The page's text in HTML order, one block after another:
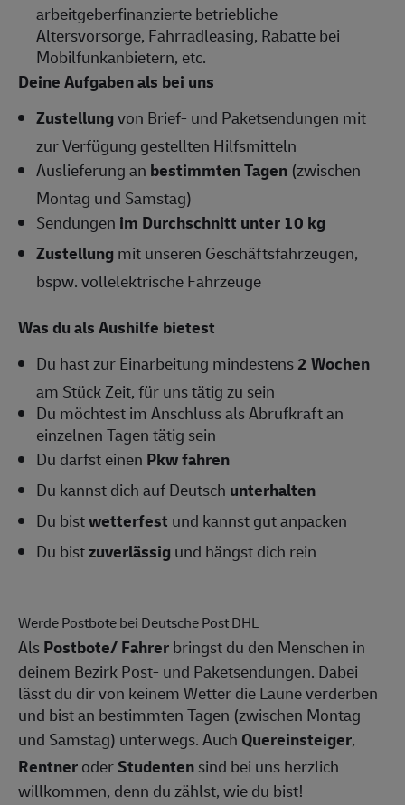
arbeitgeberfinanzierte betriebliche
Altersvorsorge, Fahrradleasing, Rabatte bei
Mobilfunkanbietern, etc.
Deine Aufgaben als bei uns
Zustellungvon Brief- und Paketsendungen mit
zur Verfügung gestellten Hilfsmitteln
Auslieferung an bestimmten Tagen (zwischen
Montag und Samstag)
Sendungen im Durchschnitt unter 10 kg
Zustellungmit unseren Geschäftsfahrzeugen,
bspw. vollelektrische Fahrzeuge
Was du als Aushilfe bietest
Du hast zur Einarbeitung mindestens2 Wochen
am Stück Zeit, für uns tätig zu sein
Du möchtest im Anschluss als Abrufkraft an
einzelnen Tagen tätig sein
Du darfst einen Pkw fahren
Du kannst dich auf Deutsch unterhalten
Du bistwetterfest und kannst gut anpacken
Du bistzuverlässigund hängst dich rein
Werde Postbote bei Deutsche Post DHL
AlsPostbote/Fahrerbringst du den Menschen in
deinem Bezirk Post- und Paketsendungen. Dabei
lässt du dir von keinem Wetter die Laune verderben
und bist an bestimmten Tagen (zwischen Montag
und Samstag) unterwegs. Auch Quereinsteiger,
RentneroderStudentensind bei uns herzlich
willkommen, denn du zählst, wie du bist!